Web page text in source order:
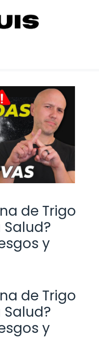
de Trigo
y
de Trigo
y